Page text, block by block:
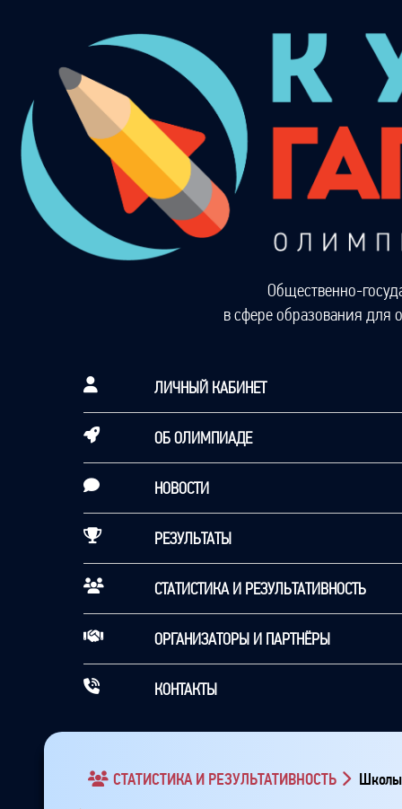
Общественно-
в сфере образования для
ЛИЧНЫЙ КАБИНЕТ
ОБ ОЛИМПИАДЕ
НОВОСТИ
РЕЗУЛЬТАТЫ
СТАТИСТИКА И РЕЗУЛЬТАТИВНОСТЬ
ОРГАНИЗАТОРЫ И ПАРТНЁРЫ
КОНТАКТЫ
СТАТИСТИКА И РЕЗУЛЬТАТИВНОСТЬ Школы